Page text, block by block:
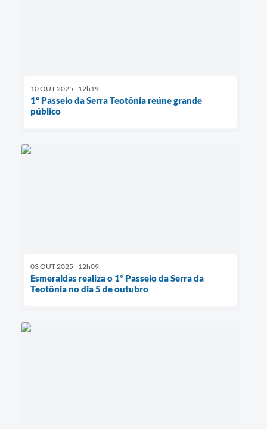
10 OUT 2025 - 12h19
1º Passeio da Serra Teotônia reúne grande
público
03 OUT 2025 - 12h09
Esmeraldas realiza o 1º Passeio da Serra da
Teotônia no dia 5 de outubro